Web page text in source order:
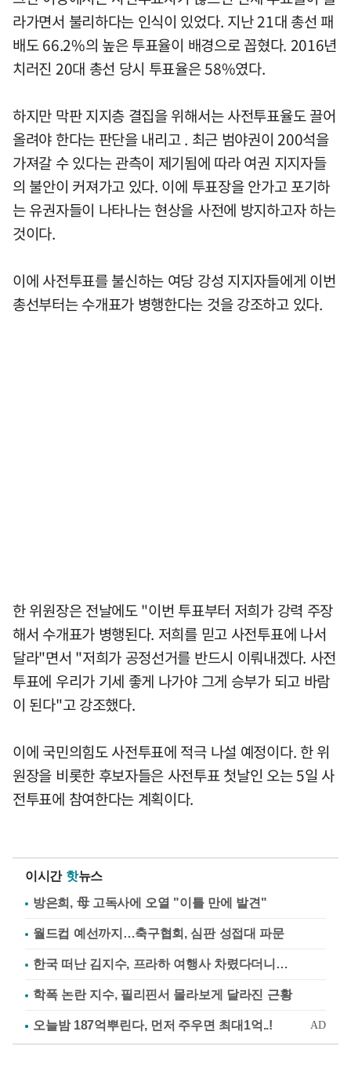
라가면서 불리하다는 인식이 있었다. 지난 21대 총선 패
배도 66.2%의 높은 투표율이 배경으로 꼽혔다. 2016년
치러진 20대 총선 당시 투표율은 58%였다.
하지만 막판 지지층 결집을 위해서는 사전투표율도 끌어
올려야 한다는 판단을 내리고 . 최근 범야권이 200석을
가져갈 수 있다는 관측이 제기됨에 따라 여권 지지자들
의 불안이 커져가고 있다. 이에 투표장을 안가고 포기하
는 유권자들이 나타나는 현상을 사전에 방지하고자 하는
것이다.
이에 사전투표를 불신하는 여당 강성 지지자들에게 이번
총선부터는 수개표가 병행한다는 것을 강조하고 있다.
한 위원장은 전날에도 "이번 투표부터 저희가 강력 주장
해서 수개표가 병행된다. 저희를 믿고 사전투표에 나서
달라"면서 "저희가 공정선거를 반드시 이뤄내겠다. 사전
투표에 우리가 기세 좋게 나가야 그게 승부가 되고 바람
이 된다"고 강조했다.
이에 국민의힘도 사전투표에 적극 나설 예정이다. 한 위
원장을 비롯한 후보자들은 사전투표 첫날인 오는 5일 사
전투표에 참여한다는 계획이다.
이시간 핫뉴스
방은희, 母 고독사에 오열 "이틀 만에 발견"
월드컵 예선까지…축구협회, 심판 성접대 파문
한국 떠난 김지수, 프라하 여행사 차렸다더니…
학폭 논란 지수, 필리핀서 몰라보게 달라진 근황